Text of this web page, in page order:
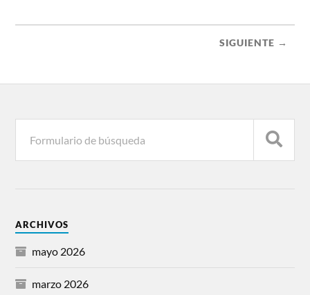
SIGUIENTE →
ARCHIVOS
mayo 2026
marzo 2026